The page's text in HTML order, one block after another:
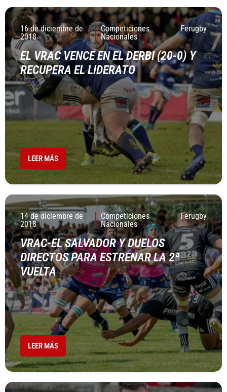
16 de diciembre de
2018
Competiciones
Nacionales
Ferugby
EL VRAC VENCE EN EL DERBI (20-0) Y
RECUPERA EL LIDERATO
LEER MÁS
14 de diciembre de
2018
Competiciones
Nacionales
Ferugby
VRAC-EL SALVADOR Y DUELOS
DIRECTOS PARA ESTRENAR LA 2ª
VUELTA
LEER MÁS